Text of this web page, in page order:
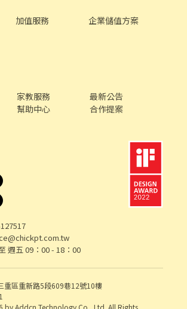
加值服務
企業儲值方案
家教服務
最新公告
幫助中心 合作提案
週五 09：00 - 18：00
重區重新路5段609巷12號10樓
Addcn Technology Co., Ltd. All Rights